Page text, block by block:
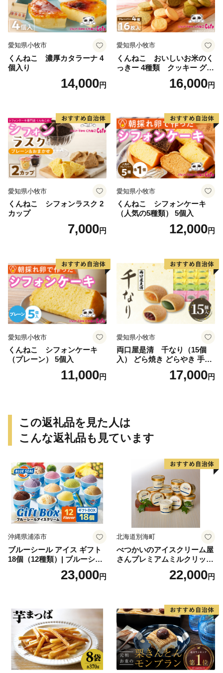
愛知県小牧市
くんねこ 濃厚カタラーナ 4
個入り
14,000円
愛知県小牧市
くんねこ おいしいお米のく
っきー 4種類 クッキー グル
16,000円
愛知県小牧市
くんねこ シフォンラスク 2
カップ
7,000円
愛知県小牧市
くんねこ シフォンケーキ
（人気の5種類） 5個入
12,000円
愛知県小牧市
くんねこ シフォンケーキ
（プレーン） 5個入
11,000円
愛知県小牧市
両口屋是清 千なり（15個
入） どら焼き どらやき 手土
産 お土産 土産 丹波大納言小
豆 抹茶 林檎 りんご 慶事 お
17,000円
この返礼品を見た人は
こんな返礼品も見ています
沖縄県浦添市
ブルーシール アイス ギフト
18個（12種類）| ブルーシー
ルアイス ブルーシールアイ
スクリーム 着日指定可能 送
誕生日 カップ 詰め合わせ バ
ラエティ | バニラ チョコレー
ト ストロベリー ピスタチオ
バニラ＆クッキー ウベ 沖縄
紅イモ 塩ちんすこう 沖縄シ
ークヮーサー 沖縄黒糖 琉球
ロイヤルミルクティ 沖縄パ
23,000円
北海道別海町
べつかいのアイスクリーム屋
さんプレミアムミルクリッチ
12個（AP-01）（ 北海道アイ
ス 北海道産アイス アイス ア
道産アイス 道産アイスクリ
ーム ギフト 詰合せ 詰め合わ
せ ふるさと納税 ）
22,000円